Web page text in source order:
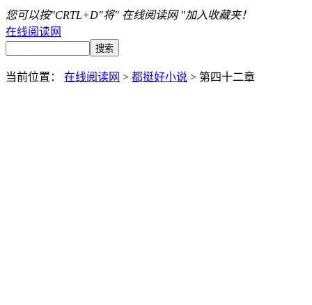
您可以按"CRTL+D"将" 在线阅读网 "加入收藏夹！
在线阅读网
当前位置： 在线阅读网 > 都挺好小说 > 第四十二章